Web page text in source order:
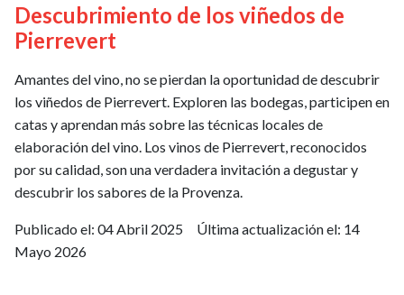
Descubrimiento de los viñedos de
Pierrevert
Amantes del vino, no se pierdan la oportunidad de descubrir
los viñedos de Pierrevert. Exploren las bodegas, participen en
catas y aprendan más sobre las técnicas locales de
elaboración del vino. Los vinos de Pierrevert, reconocidos
por su calidad, son una verdadera invitación a degustar y
descubrir los sabores de la Provenza.
Publicado el: 04 Abril 2025 Última actualización el: 14
Mayo 2026